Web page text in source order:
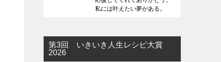
私には叶えたい夢がある。
る！」って背中を押してくれ
る。何度助けられてきただろ
第3回 いきいき人生レシピ大賞
2026